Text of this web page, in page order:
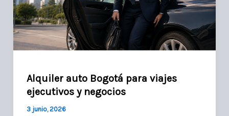
Alquiler auto Bogotá para viajes
ejecutivos y negocios
3 junio, 2026